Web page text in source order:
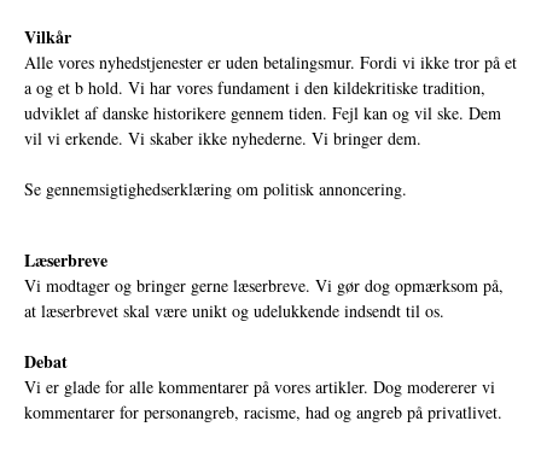
Vilkår
Alle vores nyhedstjenester er uden betalingsmur. Fordi vi ikke tror på et
a og et b hold. Vi har vores fundament i den kildekritiske tradition,
udviklet af danske historikere gennem tiden. Fejl kan og vil ske. Dem
vil vi erkende. Vi skaber ikke nyhederne. Vi bringer dem.
Se gennemsigtighedserklæring om politisk annoncering.
Læserbreve
Vi modtager og bringer gerne læserbreve. Vi gør dog opmærksom på,
at læserbrevet skal være unikt og udelukkende indsendt til os.
Debat
Vi er glade for alle kommentarer på vores artikler. Dog modererer vi
kommentarer for personangreb, racisme, had og angreb på privatlivet.